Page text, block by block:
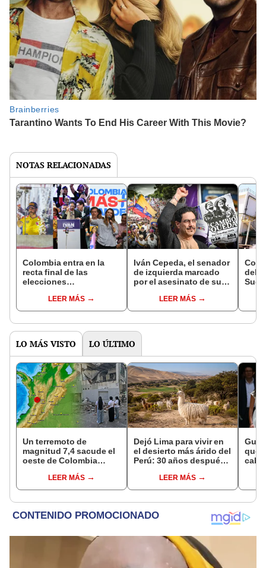
NOTAS RELACIONADAS
Colombia entra en la
recta final de las
elecciones
Cepeda liderando
encuestas y mítines
LEER MÁS
Iván Cepeda, el senador
de izquierda marcado
por el asesinato de su
a la presidencia de
Colombia
LEER MÁS
LO MÁS VISTO LO ÚLTIMO
Un terremoto de
magnitud 7,4 sacude el
oeste de Colombia
según USGS: al menos
18 muertos en Pereira
LEER MÁS
Dejó Lima para vivir en
el desierto más árido del
Perú: 30 años después,
creó un sorprendente
ecosistema
LEER MÁS
que